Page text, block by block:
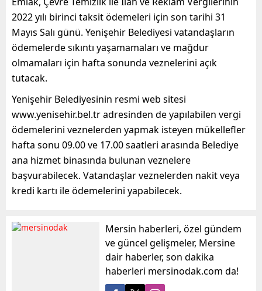
2022 yılı birinci taksit ödemeleri için son tarihi 31
Mayıs Salı günü. Yenişehir Belediyesi vatandaşların
ödemelerde sıkıntı yaşamamaları ve mağdur
olmamaları için hafta sonunda veznelerini açık
tutacak.
Yenişehir Belediyesinin resmi web sitesi
www.yenisehir.bel.tr adresinden de yapılabilen vergi
ödemelerini veznelerden yapmak isteyen mükellefler
hafta sonu 09.00 ve 17.00 saatleri arasında Belediye
ana hizmet binasında bulunan veznelere
başvurabilecek. Vatandaşlar veznelerden nakit veya
kredi kartı ile ödemelerini yapabilecek.
Mersin haberleri, özel gündem
ve güncel gelişmeler, Mersine
dair haberler, son dakika
haberleri mersinodak.com da!